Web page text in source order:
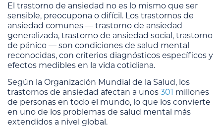
El trastorno de ansiedad no es lo mismo que ser
sensible, preocupona o difícil. Los trastornos de
ansiedad comunes — trastorno de ansiedad
generalizada, trastorno de ansiedad social, trastorno
de pánico — son condiciones de salud mental
reconocidas, con criterios diagnósticos específicos y
efectos medibles en la vida cotidiana.
Según la Organización Mundial de la Salud, los
trastornos de ansiedad afectan a unos 301 millones
de personas en todo el mundo, lo que los convierte
en uno de los problemas de salud mental más
extendidos a nivel global.